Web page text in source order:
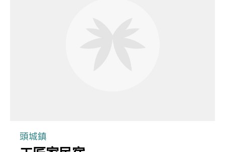
頭城鎮